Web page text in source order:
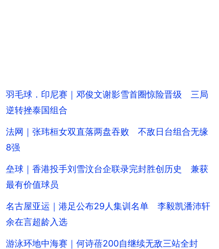
羽毛球．印尼赛｜邓俊文谢影雪首圈惊险晋级 三局
逆转挫泰国组合
法网｜张玮桓女双直落两盘吞败 不敌日台组合无缘
8强
垒球｜香港投手刘雪汶台企联录完封胜创历史 兼获
最有价值球员
名古屋亚运｜港足公布29人集训名单 李毅凯潘沛轩
余在言超龄入选
游泳环地中海赛｜何诗蓓200自继续无敌三站全封